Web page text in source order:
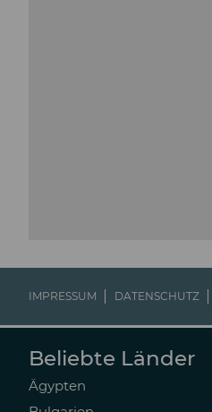
IMPRESSUM DATENSCHUTZ
Beliebte Länder
Ägypten